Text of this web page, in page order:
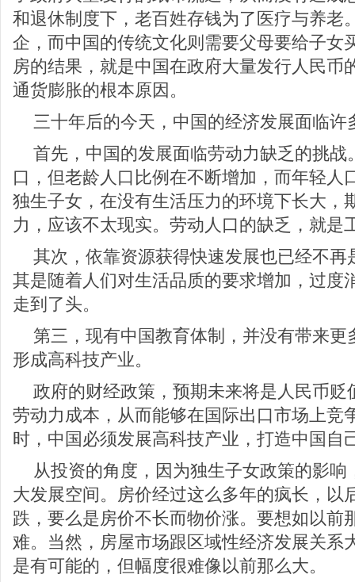
和退休制度下，老百姓存钱为了医疗与养老
企，而中国的传统文化则需要父母要给子女
房的结果，就是中国在政府大量发行人民币
通货膨胀的根本原因。
三十年后的今天，中国的经济发展面临许
首先，中国的发展面临劳动力缺乏的挑战
口，但老龄人口比例在不断增加，而年轻人
独生子女，在没有生活压力的环境下长大，
力，应该不太现实。劳动人口的缺乏，就是
其次，依靠资源获得快速发展也已经不
其是随着人们对生活品质的要求增加，过度
走到了头。
第三，现有中国教育体制，并没有带来
形成高科技产业。
政府的财经政策，预期未来将是人民币
劳动力成本，从而能够在国际出口市场上竞
时，中国必须发展高科技产业，打造中国自
从投资的角度，因为独生子女政策的影
大发展空间。房价经过这么多年的疯长，以
跌，要么是房价不长而物价涨。要想如以前
难。当然，房屋市场跟区域性经济发展关系
是有可能的，但幅度很难像以前那么大。